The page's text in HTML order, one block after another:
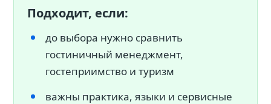
Подходит, если:
до выбора нужно сравнить
гостиничный менеджмент,
гостеприимство и туризм
важны практика, языки и сервисные